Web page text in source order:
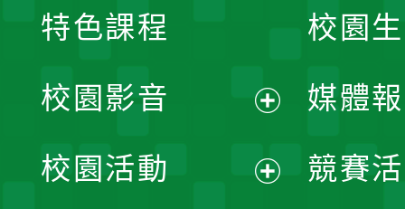
校園
媒體
競賽
特色課程
校園影音
開
校園活動